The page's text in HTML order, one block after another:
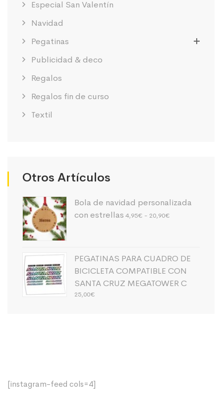
Especial San Valentín
Navidad
Pegatinas
Publicidad & deco
Regalos
Regalos fin de curso
Textil
Otros Artículos
Bola de navidad personalizada
con estrellas 4,95€ - 20,90€
hasta
20,90€
PEGATINAS PARA CUADRO DE
BICICLETA COMPATIBLE CON
SANTA CRUZ MEGATOWER C
25,00€
[instagram-feed cols=4]